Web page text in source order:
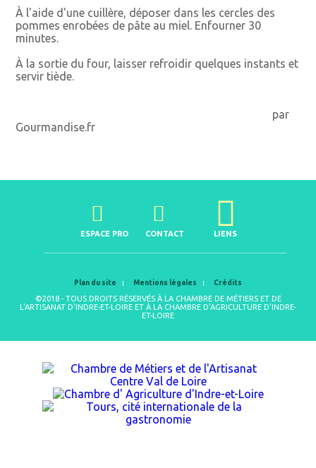
À l'aide d'une cuillère, déposer dans les cercles des
pommes enrobées de pâte au miel. Enfourner 30
minutes.
À la sortie du four, laisser refroidir quelques instants et
servir tiède.
par
Gourmandise.fr
ESPACE PRO CONTACT LIENS
Plan du site Mentions légales Crédits
©2018 - TOUS DROITS RÉSERVÉS À LA CHAMBRE DE MÉTIERS ET DE
L'ARTISANAT D'INDRE-ET-LOIRE ET À LA CHAMBRE D'AGRICULTURE D'INDRE-
ET-LOIRE